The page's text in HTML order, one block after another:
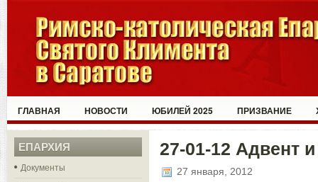
ГЛАВНАЯ НОВОСТИ ЮБИЛЕЙ 2025 ПРИЗВАНИЕ
ЕПАРХИЯ
Документы
27-01-12 Адвент
27 января, 2012